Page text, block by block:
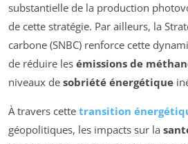
substantielle de la production
de cette stratégie. Par ailleurs, la
carbone (SNBC) renforce cette
de réduire les émissions de
niveaux de sobriété énergétique
À travers cette transition
géopolitiques, les impacts sur la